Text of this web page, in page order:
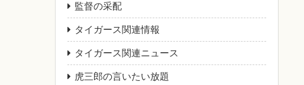
監督の采配
タイガース関連情報
タイガース関連ニュース
虎三郎の言いたい放題